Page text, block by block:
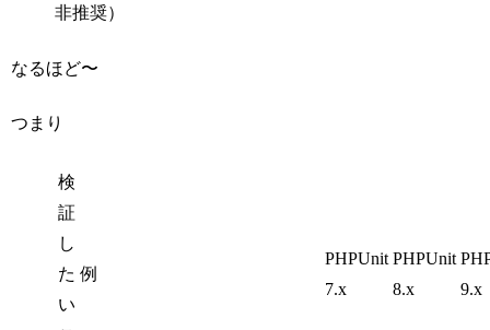
非推奨）
なるほど〜
つまり
検
証
し
た
い
例
PHPUnit
7.x
PHPUnit
8.x
9.x